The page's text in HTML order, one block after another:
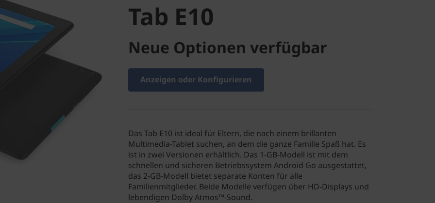
Tab E10
Neue Optionen verfügbar
Anzeigen oder Konfigurieren
Das Tab E10 ist ideal für Eltern, die nach einem brillanten
Multimedia-Tablet suchen, an dem die ganze Familie Spaß hat. Es
ist in zwei Versionen erhältlich. Das 1-GB-Modell ist mit dem
schnellen und sicheren Betriebssystem Android Go ausgestattet,
das 2-GB-Modell bietet separate Konten für alle
Familienmitglieder. Beide Modelle verfügen über HD-Displays und
lebendigen Dolby Atmos™-Sound.